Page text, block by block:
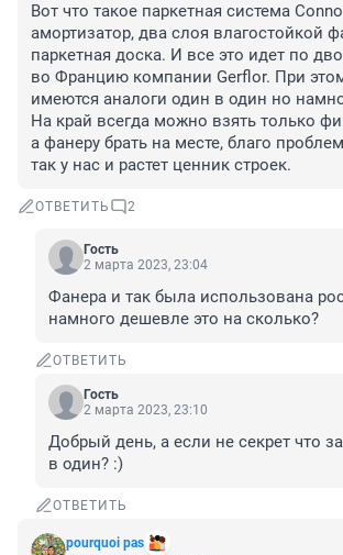
Вот что такое паркетная система
амортизатор, два слоя влагостойкой
паркетная доска. И все это идет по
во Францию компании Gerflor. При
имеются аналоги один в один но
На край всегда можно взять только
а фанеру брать на месте, благо
так у нас и растет ценник строек.
ОТВЕТИТЬ 2
Гость
2 марта 2023, 23:04
Фанера и так была использована
намного дешевле это на сколько?
ОТВЕТИТЬ
Гость
2 марта 2023, 23:10
Добрый день, а если не секрет что
в один? :)
ОТВЕТИТЬ
pourquoi pas